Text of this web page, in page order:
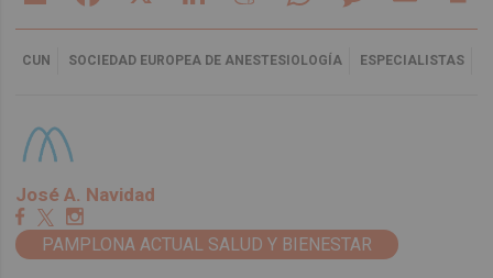
CUN SOCIEDAD EUROPEA DE ANESTESIOLOGÍA ESPECIALISTAS
José A. Navidad
PAMPLONA ACTUAL SALUD Y BIENESTAR